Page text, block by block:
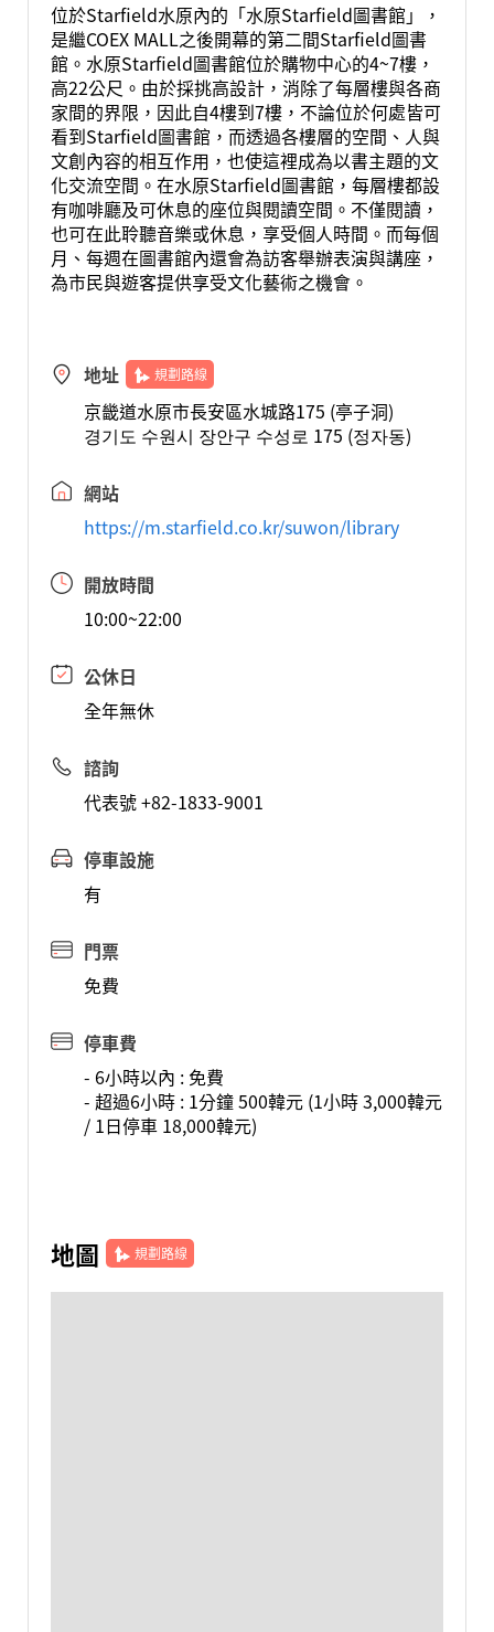
位於Starfield水原內的「水原Starfield圖書館」，
是繼COEX MALL之後開幕的第二間Starfield圖書
館。水原Starfield圖書館位於購物中心的4~7樓，
高22公尺。由於採挑高設計，消除了每層樓與各商
家間的界限，因此自4樓到7樓，不論位於何處皆可
看到Starfield圖書館，而透過各樓層的空間、人與
文創內容的相互作用，也使這裡成為以書主題的文
化交流空間。在水原Starfield圖書館，每層樓都設
有咖啡廳及可休息的座位與閱讀空間。不僅閱讀，
也可在此聆聽音樂或休息，享受個人時間。而每個
月、每週在圖書館內還會為訪客舉辦表演與講座，
為市民與遊客提供享受文化藝術之機會。
地址 規劃路線
京畿道水原市長安區水城路175 (亭子洞)
경기도 수원시 장안구 수성로 175 (정자동)
網站
https://m.starfield.co.kr/suwon/library
開放時間
10:00~22:00
公休日
全年無休
諮詢
代表號 +82-1833-9001
停車設施
有
門票
免費
停車費
- 6小時以內 : 免費
- 超過6小時 : 1分鐘 500韓元 (1小時 3,000韓元
/ 1日停車 18,000韓元)
地圖 規劃路線